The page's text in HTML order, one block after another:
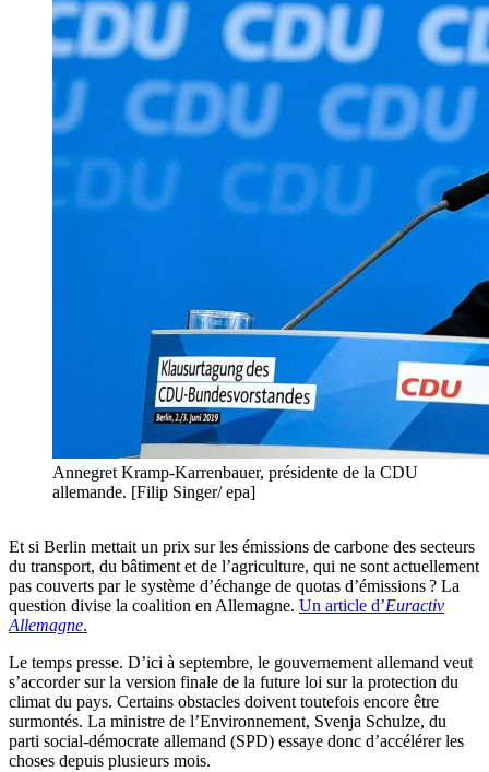
Annegret Kramp-Karrenbauer, présidente de la CDU
allemande. [Filip Singer/ epa]
Et si Berlin mettait un prix sur les émissions de carbone des secteurs
du transport, du bâtiment et de l’agriculture, qui ne sont actuellement
pas couverts par le système d’échange de quotas d’émissions ? La
question divise la coalition en Allemagne. Un article d’Euractiv
Allemagne.
Le temps presse. D’ici à septembre, le gouvernement allemand veut
s’accorder sur la version finale de la future loi sur la protection du
climat du pays. Certains obstacles doivent toutefois encore être
surmontés. La ministre de l’Environnement, Svenja Schulze, du
parti social-démocrate allemand (SPD) essaye donc d’accélérer les
choses depuis plusieurs mois.